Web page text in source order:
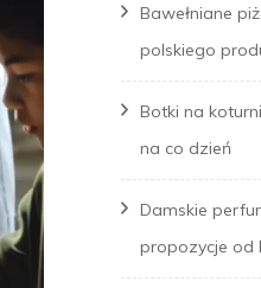
Bawełniane
polskiego
Botki na
na co dzień
Damskie
propozycje od